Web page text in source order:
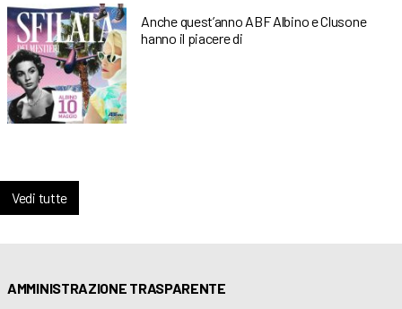
Anche quest’anno ABF Albino e Clusone
hanno il piacere di
Vedi tutte
AMMINISTRAZIONE TRASPARENTE